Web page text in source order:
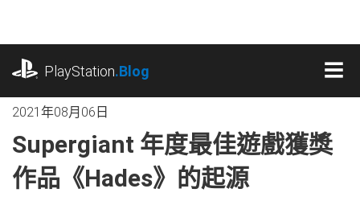
內
PlayStation.Blog
2021年08月06日
Supergiant 年度最佳遊戲獲獎
作品《Hades》的起源